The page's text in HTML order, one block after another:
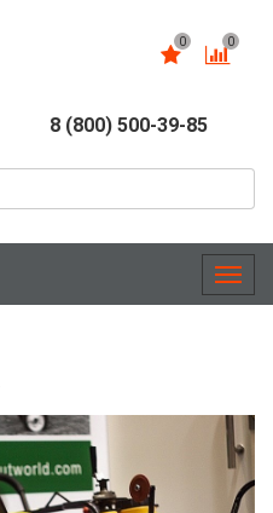
0 0
8 (800) 500-39-85
Меню